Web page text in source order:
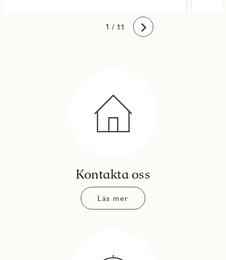
1
2
3
4
5
6
7
8
9
10
11 / 11 Framåt
Kontakta oss
Läs mer